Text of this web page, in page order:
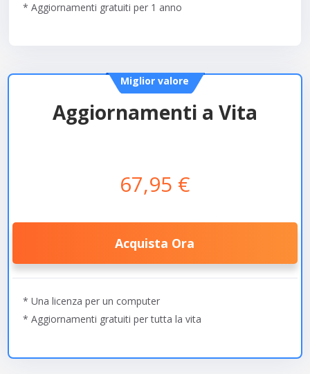
* Aggiornamenti gratuiti per 1 anno
Miglior valore
Aggiornamenti a Vita
67,95 €
Acquista Ora
* Una licenza per un computer
* Aggiornamenti gratuiti per tutta la vita